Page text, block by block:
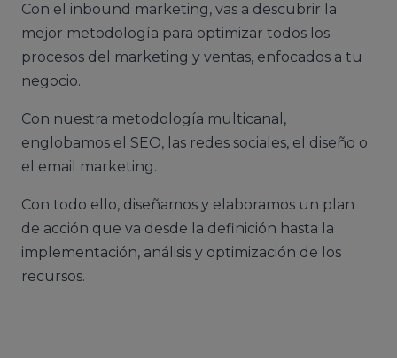
Con el inbound marketing, vas a descubrir la
mejor metodología para optimizar todos los
procesos del marketing y ventas, enfocados a tu
negocio.
Con nuestra metodología multicanal,
englobamos el SEO, las redes sociales, el diseño o
el email marketing.
Con todo ello, diseñamos y elaboramos un plan
de acción que va desde la definición hasta la
implementación, análisis y optimización de los
recursos.